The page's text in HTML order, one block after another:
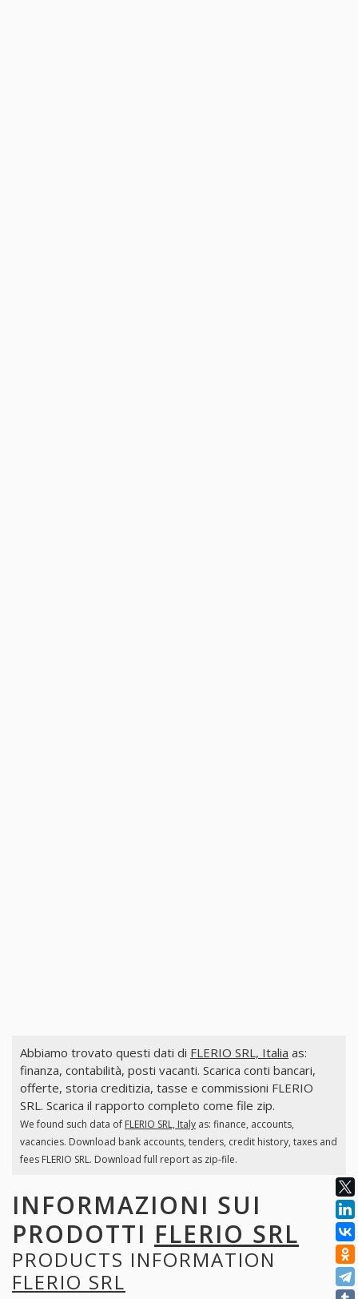
Abbiamo trovato questi dati di FLERIO SRL, Italia as:
finanza, contabilità, posti vacanti. Scarica conti bancari,
offerte, storia creditizia, tasse e commissioni FLERIO
SRL. Scarica il rapporto completo come file zip.
We found such data of FLERIO SRL, Italyas: finance, accounts,
vacancies. Download bank accounts, tenders, credit history, taxes and
fees FLERIO SRL. Download full report as zip-file.
INFORMAZIONI SUI
PRODOTTI FLERIO SRL
PRODUCTS INFORMATION
FLERIO SRL